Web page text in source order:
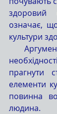
означає,
культури
  Аргументоване обґрунтування
прагнути
елементи
повинна
людина.